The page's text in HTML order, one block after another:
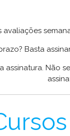
Basta
Não